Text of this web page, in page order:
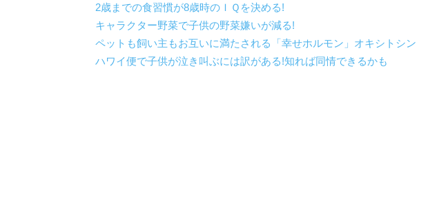
2歳までの食習慣が8歳時のＩＱを決める!
キャラクター野菜で子供の野菜嫌いが減る!
ペットも飼い主もお互いに満たされる「幸せホルモン」オキシトシン
ハワイ便で子供が泣き叫ぶには訳がある!知れば同情できるかも